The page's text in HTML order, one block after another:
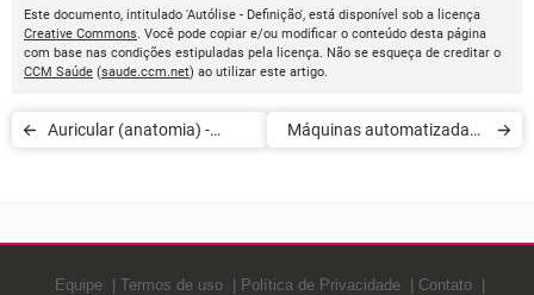
Este documento, intitulado 'Autólise - Definição', está disponível sob a licença
Creative Commons. Você pode copiar e/ou modificar o conteúdo desta página
com base nas condições estipuladas pela licença. Não se esqueça de creditar o
CCM Saúde (saude.ccm.net) ao utilizar este artigo.
Auricular (anatomia) -
Máquinas automatizadas -
Equipe Termos de uso Política de Privacidade
Contato